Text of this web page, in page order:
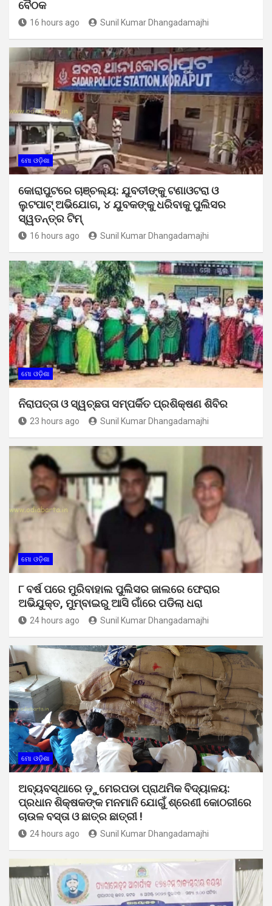
ବୈଠକ
16 hours ago Sunil Kumar Dhangadamajhi
ମୋ ଓଡ଼ିଶା
କୋରାପୁଟରେ ଚାଞ୍ଚଲ୍ୟ: ଯୁବତୀଙ୍କୁ ଟଣାଓଟରା ଓ
ଲୁଟପାଟ୍ ଅଭିଯୋଗ, ୪ ଯୁବକଙ୍କୁ ଧରିବାକୁ ପୁଲିସର
ସ୍ୱତନ୍ତ୍ର ଟିମ୍
16 hours ago Sunil Kumar Dhangadamajhi
ମୋ ଓଡ଼ିଶା
ନିରାପତ୍ତା ଓ ସ୍ୱଚ୍ଛତା ସମ୍ପର୍କିତ ପ୍ରଶିକ୍ଷଣ ଶିବିର
23 hours ago Sunil Kumar Dhangadamajhi
ମୋ ଓଡ଼ିଶା
୮ ବର୍ଷ ପରେ ମୁରିବାହାଲ ପୁଲିସର ଜାଲରେ ଫେରାର
ଅଭିଯୁକ୍ତ, ମୁମ୍ବାଇରୁ ଆସି ଗାଁରେ ପଡିଲା ଧରା
24 hours ago Sunil Kumar Dhangadamajhi
ମୋ ଓଡ଼ିଶା
ଅବ୍ୟବସ୍ଥାରେ ଡ଼ୁମେରପଡା ପ୍ରାଥମିକ ବିଦ୍ୟାଳୟ:
ପ୍ରଧାନ ଶିକ୍ଷକଙ୍କ ମନମାନି ଯୋଗୁଁ ଶ୍ରେଣୀ କୋଠରୀରେ
ଚାଉଳ ବସ୍ତା ଓ ଛାତ୍ର ଛାତ୍ରୀ !
24 hours ago Sunil Kumar Dhangadamajhi